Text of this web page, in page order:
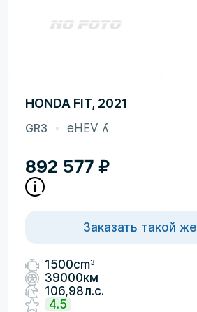
HONDA FIT, 2021
GR3 eHEV ʎ
892 577 ₽
Заказать такой же
1500cm3
39000км
106,98л.с.
4.5